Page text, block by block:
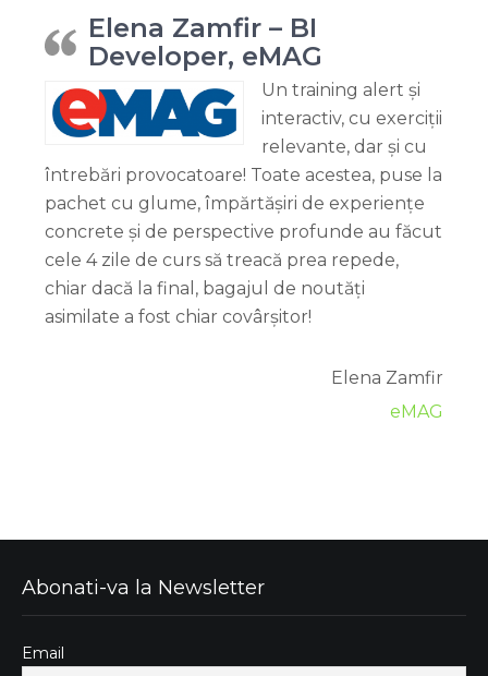
Elena Zamfir – BI
Developer, eMAG
Un training alert și
interactiv, cu exerciții
relevante, dar și cu
întrebări provocatoare! Toate acestea, puse la
pachet cu glume, împărtășiri de experiențe
concrete și de perspective profunde au făcut
cele 4 zile de curs să treacă prea repede,
chiar dacă la final, bagajul de noutăți
asimilate a fost chiar covârșitor!
Elena Zamfir
eMAG
Abonati-va la Newsletter
Email